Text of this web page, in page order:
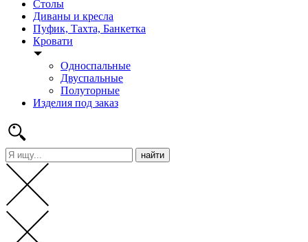
Столы
Диваны и кресла
Пуфик, Тахта, Банкетка
Кровати
Односпальные
Двуспальные
Полуторные
Изделия под заказ
найти